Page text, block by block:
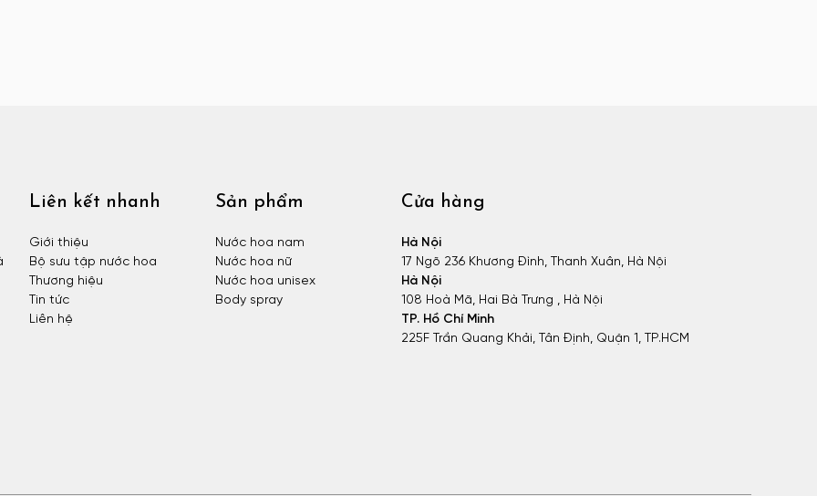
Liên kết nhanh
Giới thiệu
Bộ sưu tập nước hoa
Thương hiệu
Tin tức
Liên hệ
Sản phẩm
Nước hoa nam
Nước hoa nữ
Nước hoa unisex
Body spray
Cửa hàng
Hà Nội
17 Ngõ 236 Khương Đình, Thanh Xuân, Hà Nội
Hà Nội
108 Hoà Mã, Hai Bà Trưng , Hà Nội
TP. Hồ Chí Minh
225F Trần Quang Khải, Tân Định, Quận 1, TP.HCM